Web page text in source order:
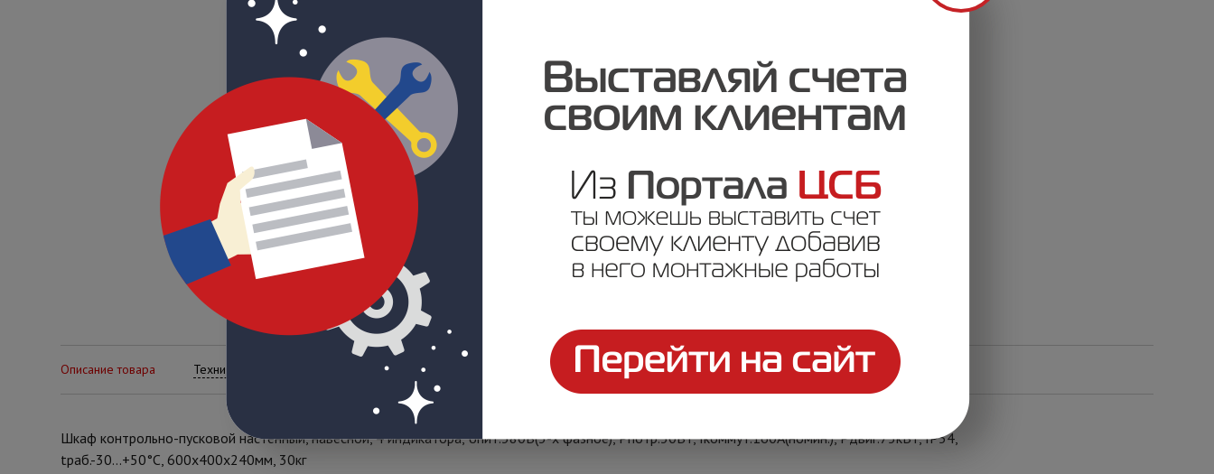
Описание товара Технические характеристики
Шкаф контрольно-пусковой настенный, навесной, 4 индикатора, Uпит.380В(3-х фазное), Pпотр.30Вт, Iкоммут.160А(номин.), Pдвиг.75кВт, IP54,
tраб.-30...+50°С, 600х400х240мм, 30кг